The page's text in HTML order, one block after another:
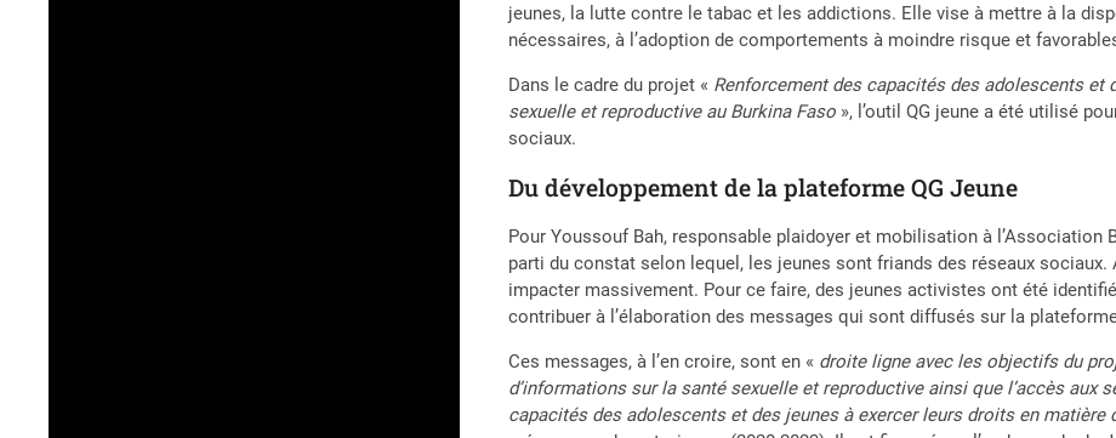
jeunes, la lutte contre le tabac et les addictions. Elle vise à mettre à la
nécessaires, à l’adoption de comportements à moindre risque et
Dans le cadre du projet « Renforcement des capacités des adolescents et
sexuelle et reproductive au Burkina Faso », l’outil QG jeune a été utilisé
sociaux.
Du développement de la plateforme QG Jeune
Pour Youssouf Bah, responsable plaidoyer et mobilisation à l’Association
parti du constat selon lequel, les jeunes sont friands des réseaux
impacter massivement. Pour ce faire, des jeunes activistes ont été
contribuer à l’élaboration des messages qui sont diffusés sur la
Ces messages, à l’en croire, sont en « droite ligne avec les objectifs du
d’informations sur la santé sexuelle et reproductive ainsi que l’accès aux
capacités des adolescents et des jeunes à exercer leurs droits en matière